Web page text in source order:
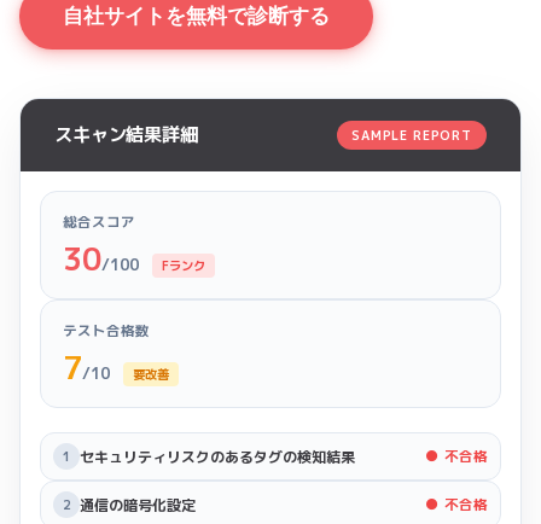
自社サイトを無料で診断する
スキャン結果詳細 SAMPLE REPORT
総合スコア
30/100 Fランク
テスト合格数
7/10 要改善
1 セキュリティリスクのあるタグの検知結果 ● 不合格
2 通信の暗号化設定 ● 不合格